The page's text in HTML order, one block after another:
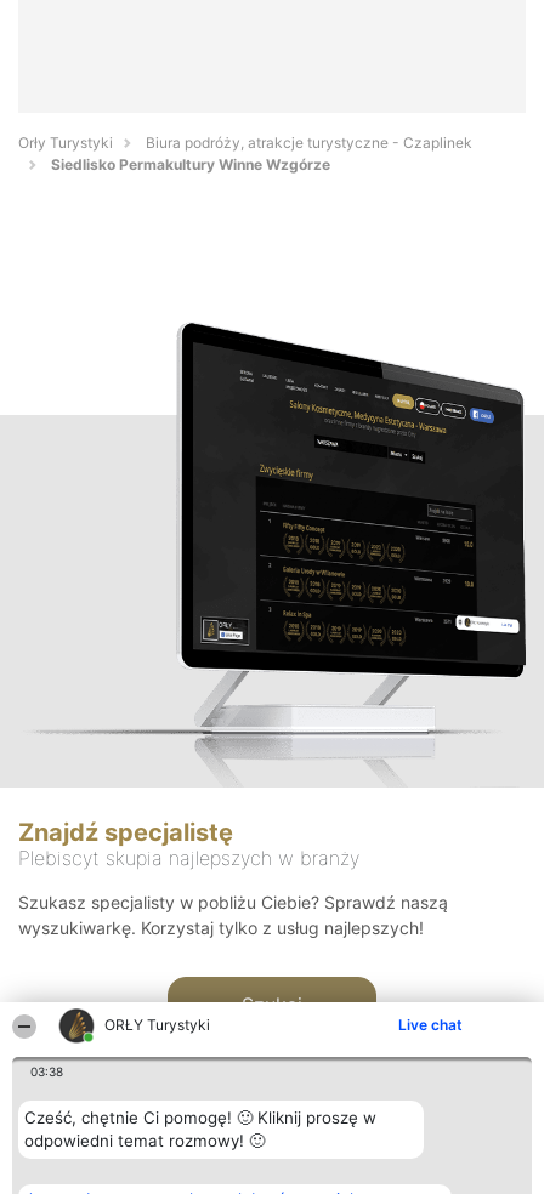
ORŁY Turystyki Live chat
03:38
Cześć, chętnie Ci pomogę! 🙂 Kliknij proszę w
odpowiedni temat rozmowy! 🙂
Orły Turystyki
Biura podróży, atrakcje turystyczne - Czaplinek
Siedlisko Permakultury Winne Wzgórze
Znajdź specjalistę
Plebiscyt skupia najlepszych w branży
Szukasz specjalisty w pobliżu Ciebie? Sprawdź naszą
wyszukiwarkę. Korzystaj tylko z usług najlepszych!
Szukaj
Organizator plebiscytu Plebiscyt Kontakt